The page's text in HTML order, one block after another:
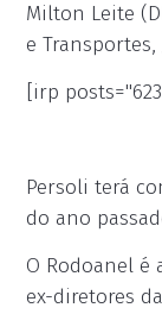
Milton Leite
e Transportes,
[irp
Persoli terá
do ano
O Rodoanel é
ex-diretores